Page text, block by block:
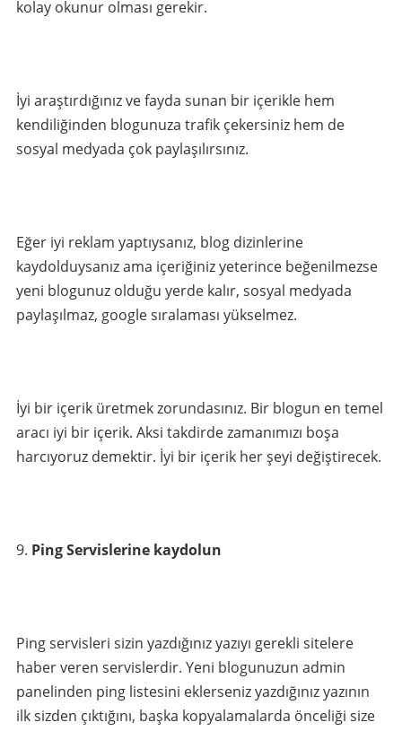
kolay okunur olması gerekir.
İyi araştırdığınız ve fayda sunan bir içerikle hem
kendiliğinden blogunuza trafik çekersiniz hem de
sosyal medyada çok paylaşılırsınız.
Eğer iyi reklam yaptıysanız, blog dizinlerine
kaydolduysanız ama içeriğiniz yeterince beğenilmezse
yeni blogunuz olduğu yerde kalır, sosyal medyada
paylaşılmaz, google sıralaması yükselmez.
İyi bir içerik üretmek zorundasınız. Bir blogun en temel
aracı iyi bir içerik. Aksi takdirde zamanımızı boşa
harcıyoruz demektir. İyi bir içerik her şeyi değiştirecek.
Ping Servislerine kaydolun
Ping servisleri sizin yazdığınız yazıyı gerekli sitelere
haber veren servislerdir. Yeni blogunuzun admin
panelinden ping listesini eklerseniz yazdığınız yazının
ilk sizden çıktığını, başka kopyalamalarda önceliği size